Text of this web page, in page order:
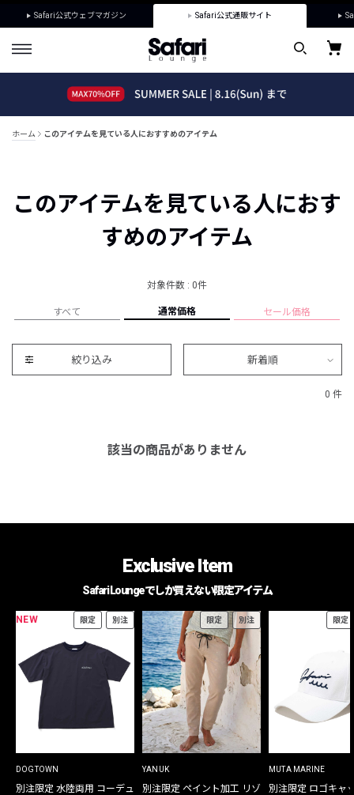
Safari公式ウェブマガジン Safari公式通販サイト
ホーム このアイテムを見ている人におすすめのアイテム
このアイテムを見ている人におす
すめのアイテム
対象件数 : 0件
すべて 通常価格 セール価格
絞り込み 新着順
0 件
該当の商品がありません
Exclusive Item
Safari Loungeでしか買えない限定アイテム
NEW 限定 別注
DOGTOWN
別注限定 水陸両用 コーデュ
限定 別注
YANUK
別注限定 ペイント加工 リゾ
限定
MUTA MARINE
別注限定 ロゴキャ